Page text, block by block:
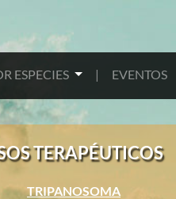
ESPECIES | EVENTOS
TERAPÉUTICOS
TRIPANOSOMA